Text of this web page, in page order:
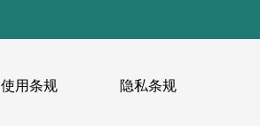
使用条规
隐私条规